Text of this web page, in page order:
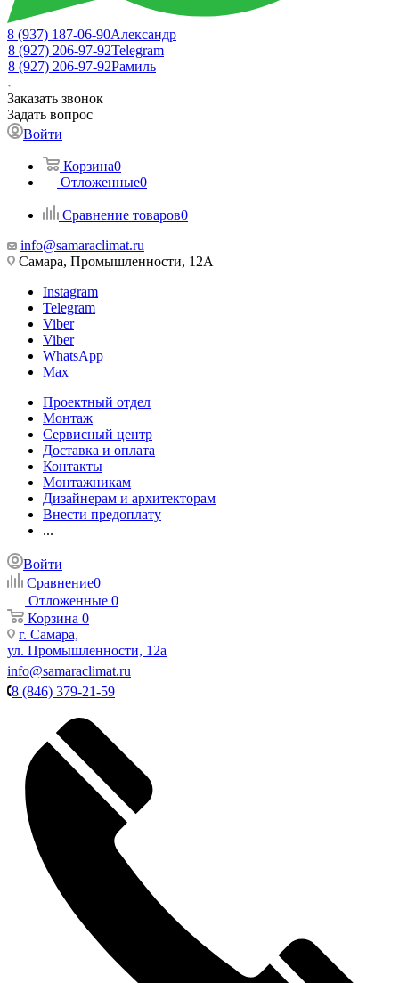
8 (937) 187-06-90Александр
8 (927) 206-97-92Telegram
8 (927) 206-97-92Рамиль
Заказать звонок
Задать вопрос
Войти
Корзина0
Отложенные0
Сравнение товаров0
info@samaraclimat.ru
Самара, Промышленности, 12А
Instagram
Telegram
Viber
Viber
WhatsApp
Max
Проектный отдел
Монтаж
Сервисный центр
Доставка и оплата
Контакты
Монтажникам
Дизайнерам и архитекторам
Внести предоплату
...
Войти
Сравнение0
Отложенные 0
Корзина 0
г. Самара,
ул. Промышленности, 12а
info@samaraclimat.ru
8 (846) 379-21-59